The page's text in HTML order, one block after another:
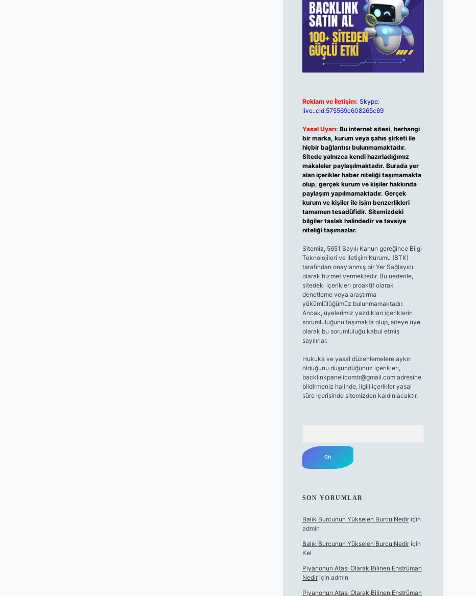
Reklam ve İletişim: Skype:
live:.cid.575569c608265c69
Yasal Uyarı: Bu internet sitesi, herhangi
bir marka, kurum veya şahıs şirketi ile
hiçbir bağlantısı bulunmamaktadır.
Sitede yalnızca kendi hazırladığımız
makaleler paylaşılmaktadır. Burada yer
alan içerikler haber niteliği taşımamakta
olup, gerçek kurum ve kişiler hakkında
paylaşım yapılmamaktadır. Gerçek
kurum ve kişiler ile isim benzerlikleri
tamamen tesadüfidir. Sitemizdeki
bilgiler taslak halindedir ve tavsiye
niteliği taşımazlar.
Sitemiz, 5651 Sayılı Kanun gereğince Bilgi
Teknolojileri ve İletişim Kurumu (BTK)
tarafından onaylanmış bir Yer Sağlayıcı
olarak hizmet vermektedir. Bu nedenle,
sitedeki içerikleri proaktif olarak
denetleme veya araştırma
yükümlülüğümüz bulunmamaktadır.
Ancak, üyelerimiz yazdıkları içeriklerin
sorumluluğunu taşımakta olup, siteye üye
olarak bu sorumluluğu kabul etmiş
sayılırlar.
Hukuka ve yasal düzenlemelere aykırı
olduğunu düşündüğünüz içerikleri,
backlinkpanelicomtr@gmail.comadresine
bildirmeniz halinde, ilgili içerikler yasal
süre içerisinde sitemizden kaldırılacaktır.
SON YORUMLAR
Balık Burcunun Yükselen Burcu Nediriçin
admin
Balık Burcunun Yükselen Burcu Nediriçin
Kel
Piyanonun Atası Olarak Bilinen Enstrüman
Nediriçin admin
Piyanonun Atası Olarak Bilinen Enstrüman